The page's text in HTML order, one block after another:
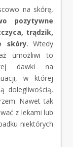
na skórę,
pozytywne
trądzik,
skóry. Wtedy
umożliwi to
dawki na
w której
dolegliwością,
Nawet tak
z lekami lub
niektórych